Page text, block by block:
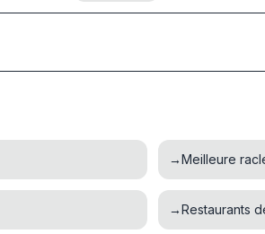
→Meilleure
→Restaurants